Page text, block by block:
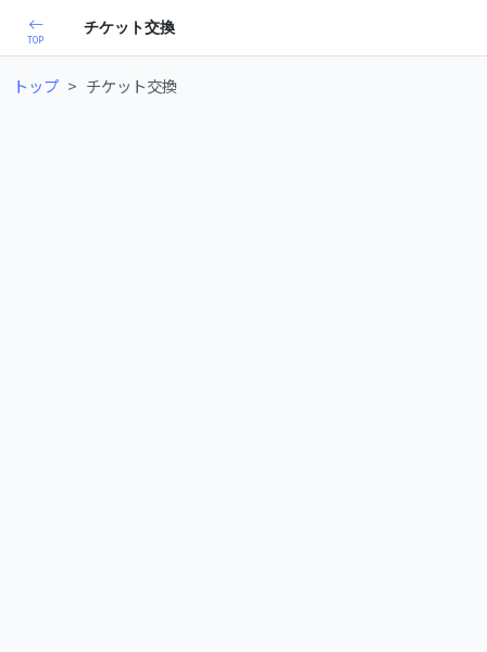
TOP
チケット交換
トップ チケット交換